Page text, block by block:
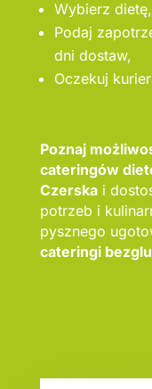
Wybierz dietę,
Podaj
dni dostaw,
Oczekuj
Poznaj
cateringów
Czerskai
potrzeb i
pysznego
cateringi